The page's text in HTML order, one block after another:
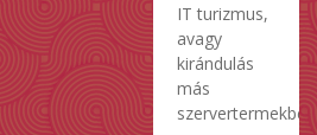
IT turizmus,
avagy
kirándulás
más
szervertermekben